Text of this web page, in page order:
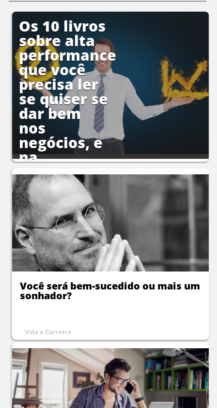
Os 10 livros
sobre alta
performance
que você
precisa ler
se quiser se
dar bem
nos
negócios, e
na...
Você será bem-sucedido ou mais um
sonhador?
Vida e Carreira